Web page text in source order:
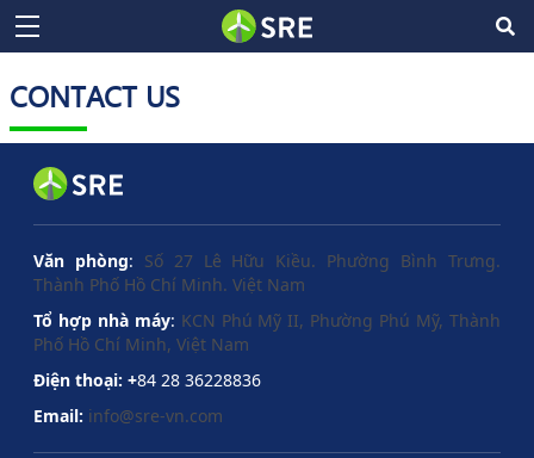
CONTACT US
Văn phòng: Số 27 Lê Hữu Kiều. Phường Bình Trưng.
Thành Phố Hồ Chí Minh. Việt Nam
Tổ hợp nhà máy: KCN Phú Mỹ II, Phường Phú Mỹ, Thành
Phố Hồ Chí Minh, Việt Nam
Điện thoại: +84 28 36228836
Email: info@sre-vn.com